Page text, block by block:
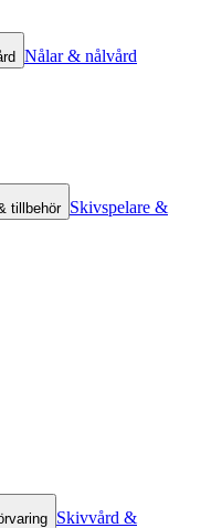
Nålar & nålvård
tillbehör Skivspelare &
Skivvård &